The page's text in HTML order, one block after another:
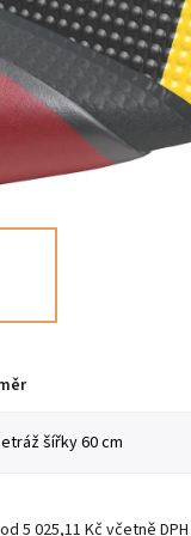
od 5 025,11 Kčvčetně DPH